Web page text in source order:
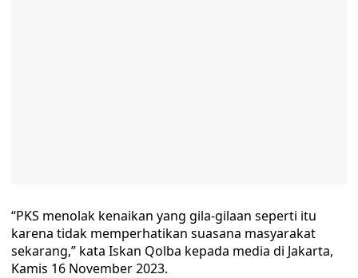
“PKS menolak kenaikan yang gila-gilaan seperti itu
karena tidak memperhatikan suasana masyarakat
sekarang,” kata Iskan Qolba kepada media di Jakarta,
Kamis 16 November 2023.